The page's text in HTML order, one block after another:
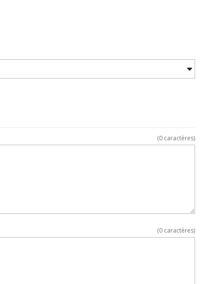
(0 caractères)
(0 caractères)